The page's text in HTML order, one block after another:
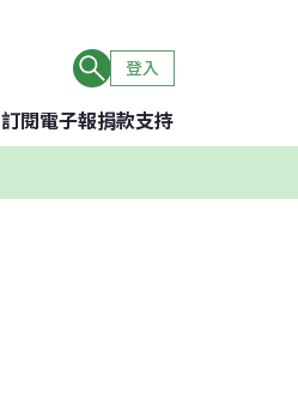
登入
訂閱電子報捐款支持